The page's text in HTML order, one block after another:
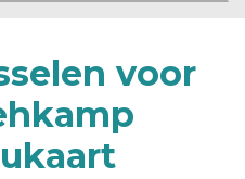
voor